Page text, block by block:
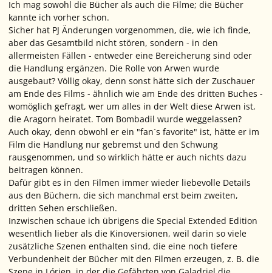
Ich mag sowohl die Bücher als auch die Filme; die Bücher
kannte ich vorher schon.
Sicher hat PJ Änderungen vorgenommen, die, wie ich finde,
aber das Gesamtbild nicht stören, sondern - in den
allermeisten Fällen - entweder eine Bereicherung sind oder
die Handlung ergänzen. Die Rolle von Arwen wurde
ausgebaut? Völlig okay, denn sonst hätte sich der Zuschauer
am Ende des Films - ähnlich wie am Ende des dritten Buches -
womöglich gefragt, wer um alles in der Welt diese Arwen ist,
die Aragorn heiratet. Tom Bombadil wurde weggelassen?
Auch okay, denn obwohl er ein "fan´s favorite" ist, hätte er im
Film die Handlung nur gebremst und den Schwung
rausgenommen, und so wirklich hätte er auch nichts dazu
beitragen können.
Dafür gibt es in den Filmen immer wieder liebevolle Details
aus den Büchern, die sich manchmal erst beim zweiten,
dritten Sehen erschließen.
Inzwischen schaue ich übrigens die Special Extended Edition
wesentlich lieber als die Kinoversionen, weil darin so viele
zusätzliche Szenen enthalten sind, die eine noch tiefere
Verbundenheit der Bücher mit den Filmen erzeugen, z. B. die